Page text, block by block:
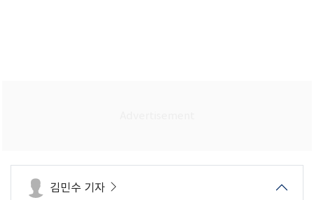
김민수 기자